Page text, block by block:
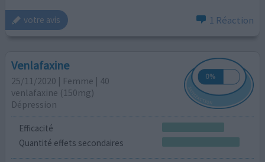
votre avis 1 Réaction
Venlafaxine
25/11/2020 | Femme | 40
venlafaxine (150mg)
Dépression
Efficacité
Quantité effets secondaires